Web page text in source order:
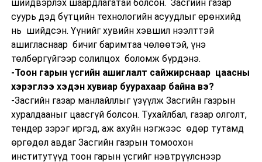
шийдвэрлэх шаардлагатай болсон. Засгийн газар
суурь дэд бүтцийн технологийн асуудлыг ерөнхийд
нь шийдсэн. Үүнийг хувийн хэвшил нээлттэй
ашигласнаар бичиг баримтаа чөлөөтэй, үнэ
төлбөргүйгээр солилцох боломж бүрдэнэ.
-Тоон гарын үсгийн ашиглалт сайжирснаар цаасны
хэрэглээ хэдэн хувиар буурахаар байна вэ?
-Засгийн газар манлайллыг үзүүлж Засгийн газрын
хуралдааныг цаасгүй болсон. Тухайлбал, газар олголт,
тендер зэрэг иргэд, аж ахуйн нэгжээс өдөр тутамд
өргөдөл авдаг Засгийн газрын томоохон
институтүүд тоон гарын үсгийг нэвтрүүлснээр